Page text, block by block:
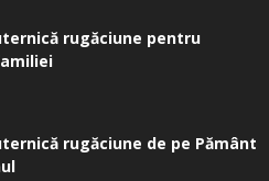
rugăciune pentru
rugăciune de pe Pământ